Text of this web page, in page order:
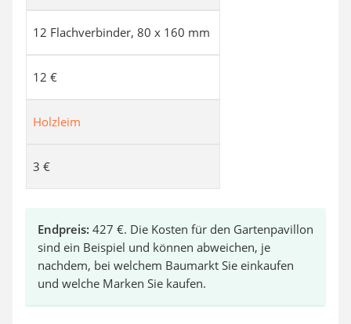
12 Flachverbinder, 80 x 160 mm
12 €
Holzleim
3 €
Endpreis: 427 €. Die Kosten für den Gartenpavillon
sind ein Beispiel und können abweichen, je
nachdem, bei welchem Baumarkt Sie einkaufen
und welche Marken Sie kaufen.